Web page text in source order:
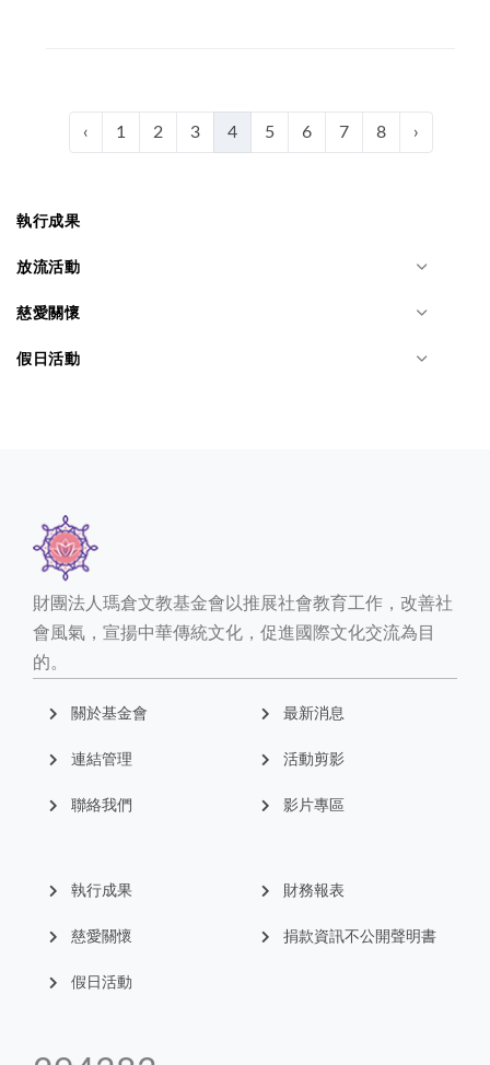
‹ 1 2 3 4 5 6 7 8 ›
執行成果
放流活動
慈愛關懷
假日活動
財團法人瑪倉文教基金會以推展社會教育工作，改善社
會風氣，宣揚中華傳統文化，促進國際文化交流為目
的。
關於基金會
連結管理
聯絡我們
最新消息
活動剪影
影片專區
執行成果
慈愛關懷
假日活動
財務報表
捐款資訊不公開聲明書